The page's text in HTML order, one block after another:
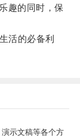
趣的同时，保
活的必备利
示文稿等各个方